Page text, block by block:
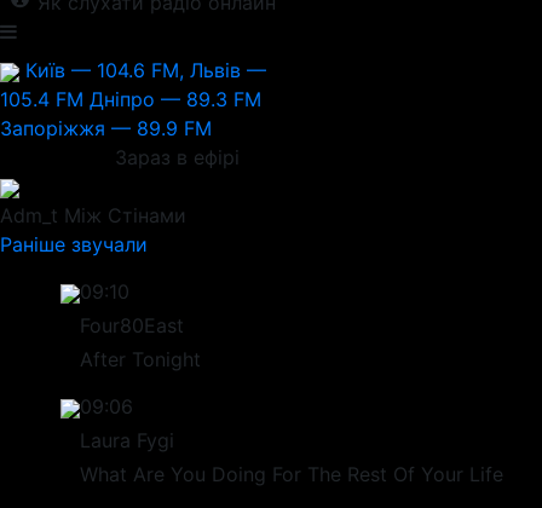
Київ — 104.6 FM, Львів —
105.4 FM Дніпро — 89.3 FM
Запоріжжя — 89.9 FM
Зараз в ефірі
Adm_t Між Стінами
Раніше звучали
09:10
Four80East
After Tonight
09:06
Laura Fygi
What Are You Doing For The Rest Of Your Life